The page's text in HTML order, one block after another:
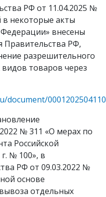
РФ от 11.04.2025 №
в некоторые акты
внесены
Правительства РФ,
разрешительного
товаров через
№ 311 «О мерах по
Российской
№ 100», в
РФ от 09.03.2022 №
основе
отдельных